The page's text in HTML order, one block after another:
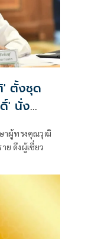
' ตั้งชุด
' นั่ง
าผู้ทรงคุณวุฒิ
ย ดึงผู้เชี่ยว